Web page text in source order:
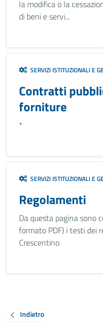
la modifica o la
di beni e servi...
SERVIZI ISTITUZIONALI E
Contratti
forniture
*
SERVIZI ISTITUZIONALI E
Regolamenti
Da questa pagina sono
formato PDF) i testi dei
Crescentino
Indietro